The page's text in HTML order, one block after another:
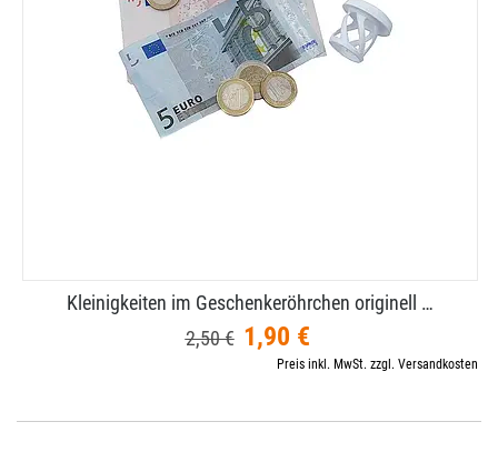
Kleinigkeiten im Geschenkeröhrchen originell …
2,50 € 1,90 €
Preis inkl. MwSt. zzgl. Versandkosten